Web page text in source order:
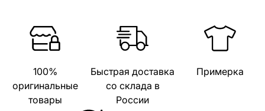
100%
оригинальные
товары
Быстрая доставка
со склада в
России
Примерка